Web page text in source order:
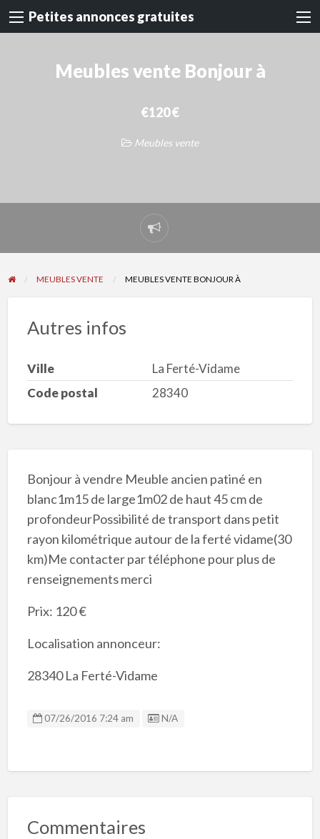
Petites annonces gratuites
Meubles vente Bonjour à
€120 €
Meubles vente
Signaler
un
problème
MEUBLES VENTE MEUBLES VENTE BONJOUR À
Autres infos
Ville
La Ferté-Vidame
Code postal
28340
Bonjour à vendre Meuble ancien patiné en
blanc1m15 de large1m02 de haut 45 cm de
profondeurPossibilité de transport dans petit
rayon kilométrique autour de la ferté vidame(30
km)Me contacter par téléphone pour plus de
renseignements merci
Prix: 120 €
Localisation annonceur:
28340 La Ferté-Vidame
07/26/2016 7:24 am Listing ID
N/A
Commentaires